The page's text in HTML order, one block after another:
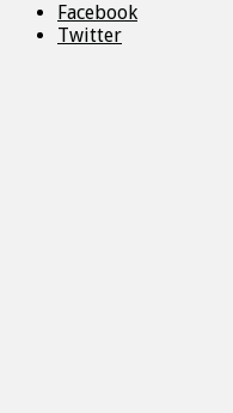
Facebook
Twitter